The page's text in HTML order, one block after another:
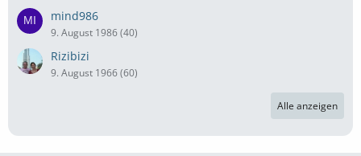
mind986
9. August 1986 (40)
Rizibizi
9. August 1966 (60)
Alle anzeigen